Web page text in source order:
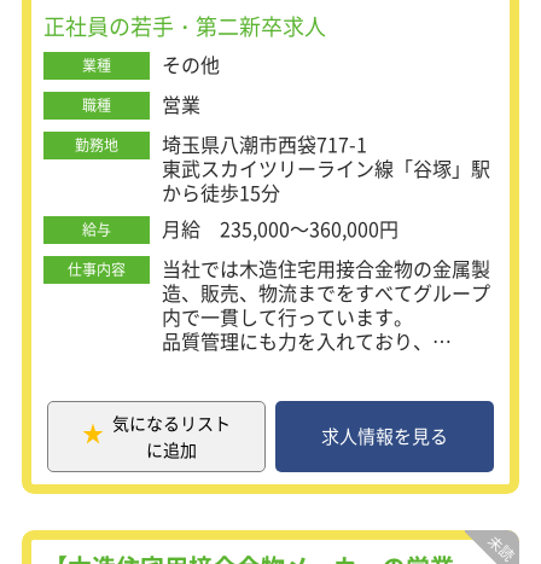
【平均残業月10時間！】
営業職としては残業が少なく、メリハ
リをつけて働ける環境です。
また、有給休暇が取得しやすく産休・
育休の利用も推奨されているため、長
期的に安定して働くことができます。
【昇給制度】
努力次第で、主任から係長、課長、部
長へとキャリアアップできる環境が整
っています。
正社員の若手・第二新卒求人
業種 その他
職種 営業
勤務地
埼玉県八潮市西袋717-1
東武スカイツリーライン線「谷塚」駅
から徒歩15分
給与 月給 235,000～360,000円
仕事内容
当社では木造住宅用接合金物の金属製
造、販売、物流までをすべてグループ
内で一貫して行っています。
品質管理にも力を入れており、
「お客様のニーズに応え、品質に妥協
せず、安定した製品をお届けする」と
いう考えのもと、常にお客様に満足い
ただける商品づくりを行っています。
【仕事内容】
ハウスメーカー、卸問屋への製造品の
気になるリスト
に追加
求人情報を見る